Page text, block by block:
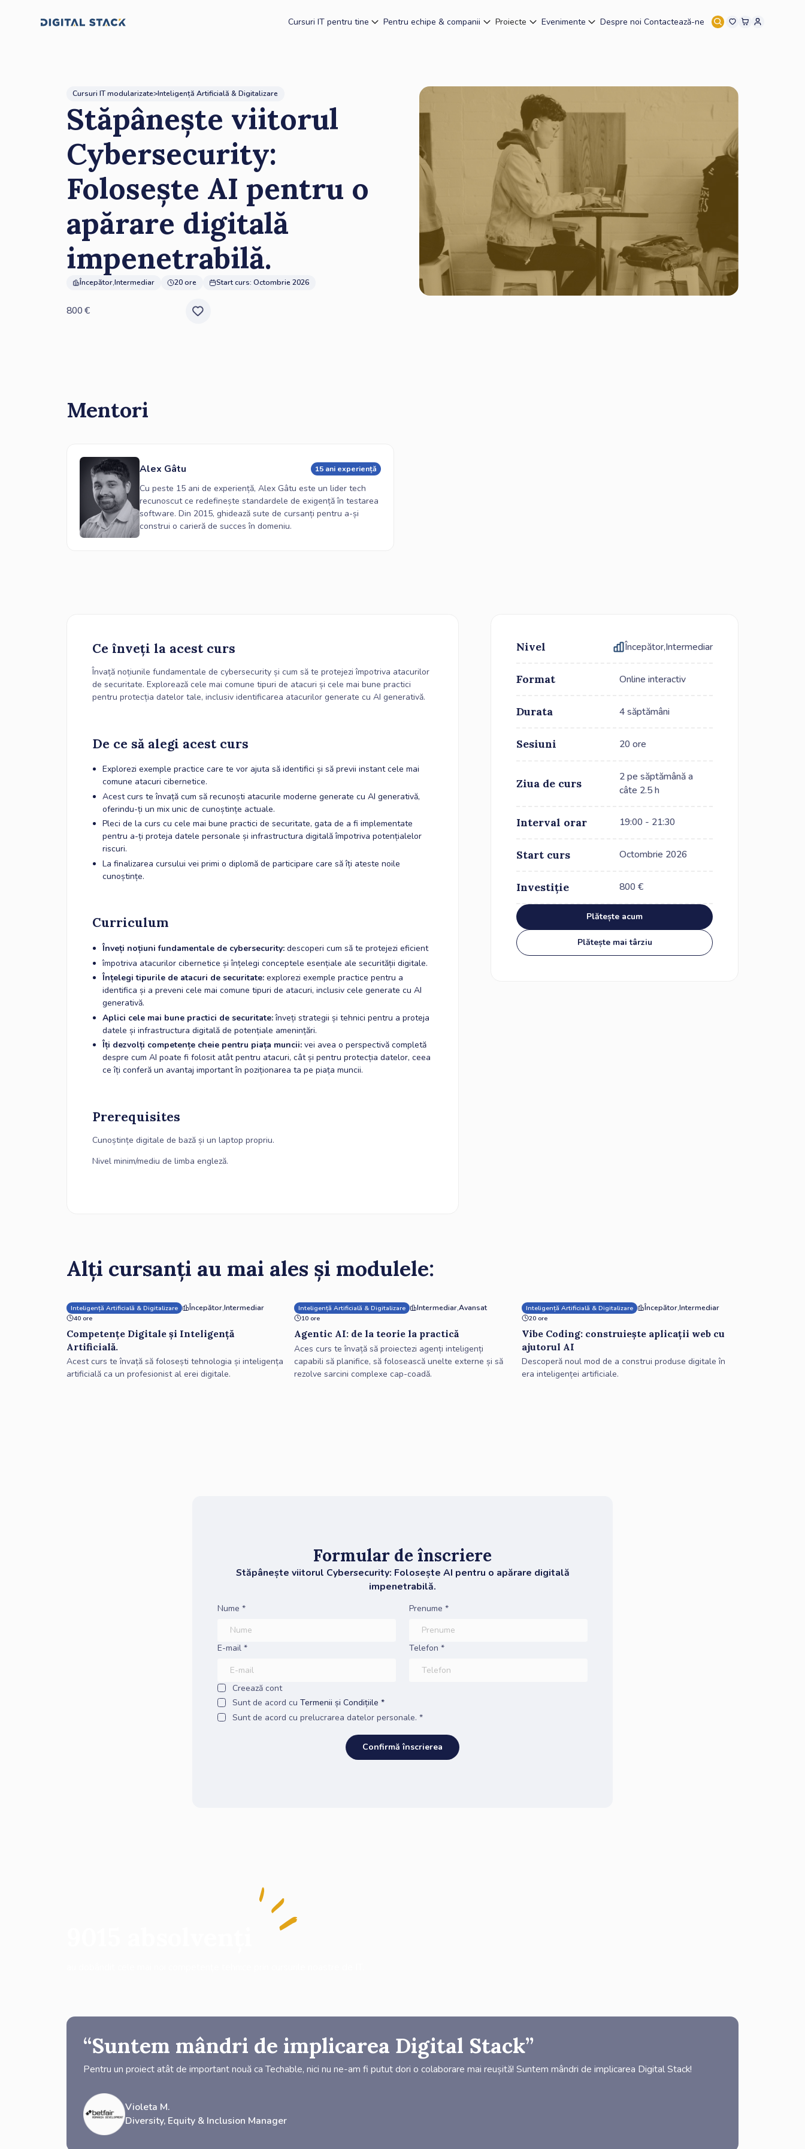
Cursuri IT pentru tine Pentru echipe & companii Proiecte Evenimente Despre noi Contactează-ne
Cursuri IT modularizate>Inteligență Artificială & Digitalizare
Stăpânește viitorul
Cybersecurity:
Folosește AI pentru o
apărare digitală
impenetrabilă.
Începător,Intermediar 20 ore Start curs: Octombrie 2026
800 €
Mentori
Alex Gâtu 15 ani experiență
Cu peste 15 ani de experiență, Alex Gâtu este un lider tech
recunoscut ce redefinește standardele de exigență în testarea
software. Din 2015, ghidează sute de cursanți pentru a-și
construi o carieră de succes în domeniu.
Ce înveți la acest curs
Învață noțiunile fundamentale de cybersecurity și cum să te protejezi împotriva atacurilor
de securitate. Explorează cele mai comune tipuri de atacuri și cele mai bune practici
pentru protecția datelor tale, inclusiv identificarea atacurilor generate cu AI generativă.
De ce să alegi acest curs
Explorezi exemple practice care te vor ajuta să identifici și să previi instant cele mai
comune atacuri cibernetice.
Acest curs te învață cum să recunoști atacurile moderne generate cu AI generativă,
oferindu-ți un mix unic de cunoștințe actuale.
Pleci de la curs cu cele mai bune practici de securitate, gata de a fi implementate
pentru a-ți proteja datele personale și infrastructura digitală împotriva potențialelor
riscuri.
La finalizarea cursului vei primi o diplomă de participare care să îți ateste noile
cunoștințe.
Curriculum
Înveți noțiuni fundamentale de cybersecurity:descoperi cum să te protejezi eficient
împotriva atacurilor cibernetice și înțelegi conceptele esențiale ale securității digitale.
Înțelegi tipurile de atacuri de securitate:explorezi exemple practice pentru a
identifica și a preveni cele mai comune tipuri de atacuri, inclusiv cele generate cu AI
generativă.
Aplici cele mai bune practici de securitate:înveți strategii și tehnici pentru a proteja
datele și infrastructura digitală de potențiale amenințări.
Îți dezvolți competențe cheie pentru piața muncii: vei avea o perspectivă completă
despre cum AI poate fi folosit atât pentru atacuri, cât și pentru protecția datelor, ceea
ce îți conferă un avantaj important în poziționarea ta pe piața muncii.
‍Prerequisites
Cunoștințe digitale de bază și un laptop propriu.
Nivel minim/mediu de limba engleză.
Nivel Începător,Intermediar
Format Online interactiv
Durata 4 săptămâni
Sesiuni 20 ore
Ziua de curs
2 pe săptămână a
câte 2.5 h
Interval orar 19:00 - 21:30
Start curs Octombrie 2026
Investiție 800 €
Plătește acum
Plătește mai târziu
Alți cursanți au mai ales și modulele:
Inteligență Artificială & Digitalizare Începător,Intermediar
40 ore
Competențe Digitale și Inteligență
Artificială.
Acest curs te învață să folosești tehnologia și inteligența
artificială ca un profesionist al erei digitale.
Inteligență Artificială & Digitalizare Intermediar,Avansat
10 ore
Agentic AI: de la teorie la practică
Aces curs te învață să proiectezi agenți inteligenți
capabili să planifice, să folosească unelte externe și să
rezolve sarcini complexe cap-coadă.
Inteligență Artificială & Digitalizare Începător,Intermediar
20 ore
Vibe Coding: construiește aplicații web cu
ajutorul AI
Descoperă noul mod de a construi produse digitale în
era inteligenței artificiale.
Formular de înscriere
Stăpânește viitorul Cybersecurity: Folosește AI pentru o apărare digitală
impenetrabilă.
Nume * Prenume *
E-mail * Telefon *
Creează cont
Sunt de acord cu Termenii și Condițiile *
Sunt de acord cu prelucrarea datelor personale. *
“Suntem mândri de implicarea Digital Stack”
Pentru un proiect atât de important nouă ca Techable, nici nu ne-am fi putut dori o colaborare mai reușită! Suntem mândri de implicarea Digital Stack!
Violeta M.
Diversity, Equity & Inclusion Manager